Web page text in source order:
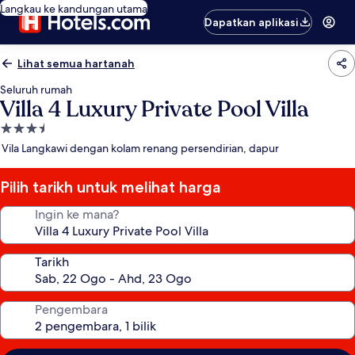
Langkau ke kandungan utama
Dapatkan aplikasi
Lihat semua hartanah
Seluruh rumah
Villa 4 Luxury Private Pool Villa
Hartanah
3.5
Vila Langkawi dengan kolam renang persendirian, dapur
Pilih tarikh untuk melihat harga
Ingin ke mana?
Tarikh
Pengembara